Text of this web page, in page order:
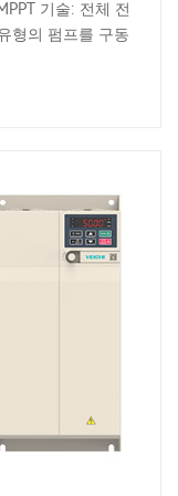
기술: 전체 전
형의 펌프를 구동